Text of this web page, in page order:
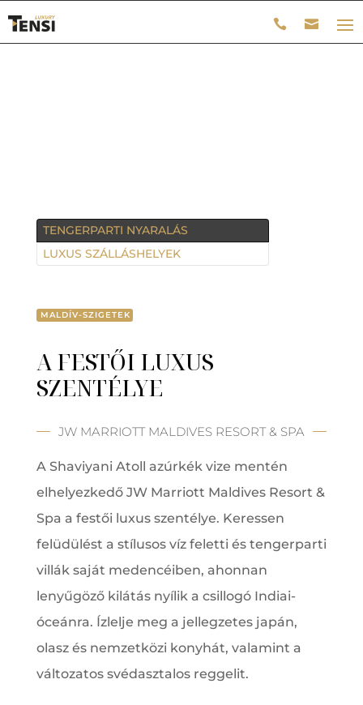
TENGERPARTI NYARALÁS
LUXUS SZÁLLÁSHELYEK
MALDÍV-SZIGETEK
A FESTŐI LUXUS
SZENTÉLYE
JW MARRIOTT MALDIVES RESORT & SPA
A Shaviyani Atoll azúrkék vize mentén
elhelyezkedő JW Marriott Maldives Resort &
Spa a festői luxus szentélye. Keressen
felüdülést a stílusos víz feletti és tengerparti
villák saját medencéiben, ahonnan
lenyűgöző kilátás nyílik a csillogó Indiai-
óceánra. Ízlelje meg a jellegzetes japán,
olasz és nemzetközi konyhát, valamint a
változatos svédasztalos reggelit.